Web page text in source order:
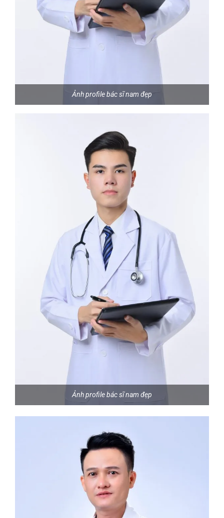
Ảnh profile bác sĩ nam đẹp
Ảnh profile bác sĩ nam đẹp